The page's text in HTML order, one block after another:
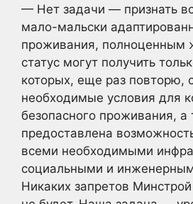
— Нет задачи — признать
мало-мальски
проживания, полноценным
статус могут получить
которых, еще раз повторю,
необходимые условия для
безопасного проживания, а
предоставлена
всеми необходимыми
социальными и
Никаких запретов